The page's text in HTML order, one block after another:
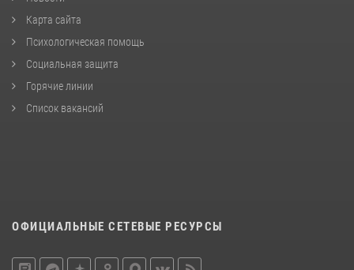
Карта сайта
Психологическая помощь
Социальная защита
Горячие линии
Список вакансий
ОФИЦИАЛЬНЫЕ СЕТЕВЫЕ РЕСУРСЫ